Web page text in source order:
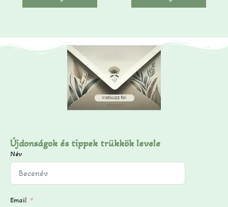
l
l
Újdonságok és tippek trükkök levele
Név
Email